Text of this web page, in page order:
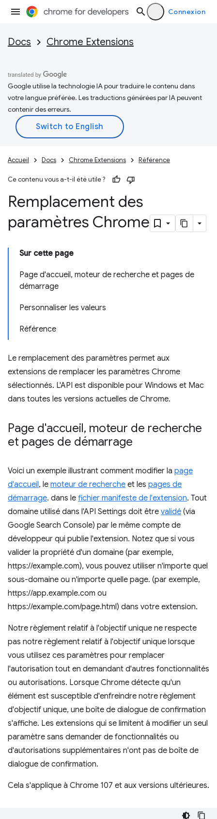
Connexion
Docs Chrome Extensions
Google utilise la technologie IA pour traduire le contenu dans
votre langue préférée. Les traductions générées par IA peuvent
contenir des erreurs.
Accueil Docs Chrome Extensions Référence
Ce contenu vous a-t-il été utile ?
Remplacement des
paramètres Chrome
Sur cette page
Page d'accueil, moteur de recherche et pages de
démarrage
Personnaliser les valeurs
Référence
Le remplacement des paramètres permet aux
extensions de remplacer les paramètres Chrome
sélectionnés. L'API est disponible pour Windows et Mac
dans toutes les versions actuelles de Chrome.
Page d'accueil, moteur de recherche
et pages de démarrage
Voici un exemple illustrant comment modifier la page
d'accueil, le moteur de recherche et les pages de
démarrage. dans le fichier manifeste de l'extension. Tout
domaine utilisé dans l'API Settings doit être validé (via
Google Search Console) par le même compte de
développeur qui publie l'extension. Notez que si vous
valider la propriété d'un domaine (par exemple,
https://example.com), vous pouvez utiliser n'importe quel
sous-domaine ou n'importe quelle page. (par exemple,
https://app.example.com ou
https://example.com/page.html) dans votre extension.
Notre règlement relatif à l'objectif unique ne respecte
pas notre règlement relatif à l'objectif unique lorsque
vous utilisez ces paramètres pour remplacer
l'autorisation tout en demandant d'autres fonctionnalités
ou autorisations. Lorsque Chrome détecte qu'un
élément est susceptible d'enfreindre notre règlement
d'objectif unique, une boîte de dialogue de confirmation
s'affiche. Les extensions qui se limitent à modifier un seul
paramètre sans demander de fonctionnalités ou
d'autorisations supplémentaires n'ont pas de boîte de
dialogue de confirmation.
Cela s'applique à Chrome 107 et aux versions ultérieures.